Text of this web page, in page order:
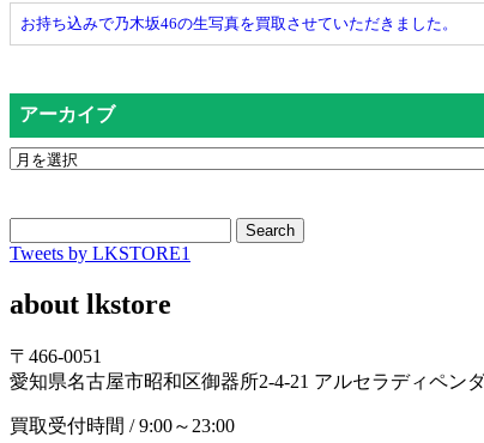
お持ち込みで乃木坂46の生写真を買取させていただきました。
アーカイブ
Search
Tweets by LKSTORE1
about lkstore
〒466-0051
愛知県名古屋市昭和区御器所2-4-21 アルセラディペン
買取受付時間 / 9:00～23:00